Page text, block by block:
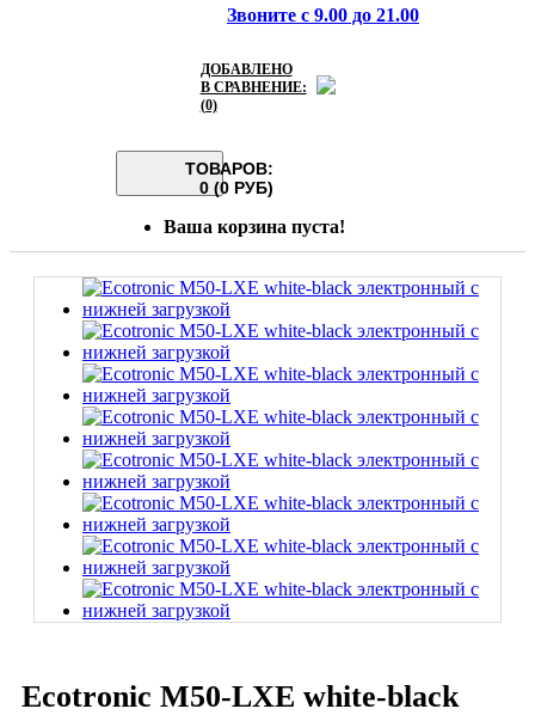
Звоните с 9.00 до 21.00
ДОБАВЛЕНО
В СРАВНЕНИЕ:
(0)
ТОВАРОВ:
0 (0 РУБ)
Ваша корзина пуста!
Ecotronic M50-LXE white-black